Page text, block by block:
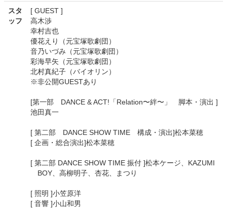
スタ
ッフ
[ GUEST ]
高木渉
幸村吉也
優花えり（元宝塚歌劇団）
音乃いづみ（元宝塚歌劇団）
彩海早矢（元宝塚歌劇団）
北村真紀子（バイオリン）
※非公開GUESTあり
[第一部 DANCE & ACT!「Relation〜絆〜」 脚本・演出 ]
池田真一
[ 第二部 DANCE SHOW TIME 構成・演出]松本菜穂
[ 企画・総合演出]松本菜穂
[ 第二部 DANCE SHOW TIME 振付 ]松本ケージ、KAZUMI
BOY、高柳明子、杏花、まつり
[ 照明 ]小笠原洋
[ 音響 ]小山和男